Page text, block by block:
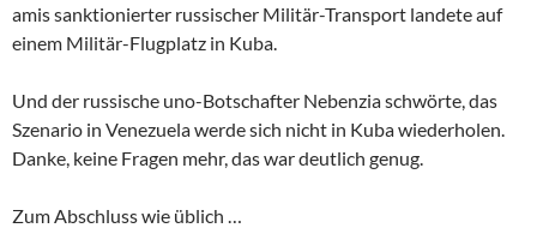
amis sanktionierter russischer Militär-Transport landete auf
einem Militär-Flugplatz in Kuba.
Und der russische uno-Botschafter Nebenzia schwörte, das
Szenario in Venezuela werde sich nicht in Kuba wiederholen.
Danke, keine Fragen mehr, das war deutlich genug.
Zum Abschluss wie üblich …